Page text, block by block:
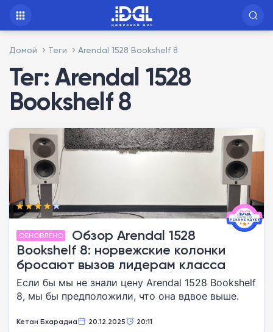
Домой Теги Arendal 1528 Bookshelf 8
Тег: Arendal 1528
Bookshelf 8
ОБНОВЛЕНО
Обзор Arendal 1528
Bookshelf 8: норвежские колонки
бросают вызов лидерам класса
Если бы мы не знали цену Arendal 1528 Bookshelf
8, мы бы предположили, что она вдвое выше.
Кетан Бхарадиа 20.12.2025 20:11